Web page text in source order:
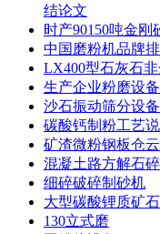
结论文
时产90150吨金刚
中国磨粉机品牌
LX400型石灰石
生产企业粉磨设
沙石振动筛分设备
碳酸钙制粉工艺
矿渣微粉钢板仓
混凝土路方解石
细碎破碎制砂机
大型碳酸锂质矿
130立式磨